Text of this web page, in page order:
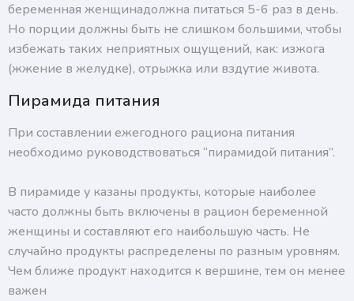
беременная женщинадолжна питаться 5-6 раз в день.
Но порции должны быть не слишком большими, чтобы
избежать таких неприятных ощущений, как: изжога
(жжение в желудке), отрыжка или вздутие живота.
Пирамида питания
При составлении ежегодного рациона питания
необходимо руководствоваться “пирамидой питания”.
В пирамиде у казаны продукты, которые наиболее
часто должны быть включены в рацион беременной
женщины и составляют его наибольшую часть. Не
случайно продукты распределены по разным уровням.
Чем ближе продукт находится к вершине, тем он менее
важен